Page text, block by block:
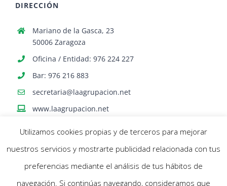
DIRECCIÓN
Mariano de la Gasca, 23
50006 Zaragoza
Oficina / Entidad: 976 224 227
Bar: 976 216 883
secretaria@laagrupacion.net
www.laagrupacion.net
Utilizamos cookies propias y de terceros para mejorar
nuestros servicios y mostrarte publicidad relacionada con tus
preferencias mediante el análisis de tus hábitos de
navegación. Si continúas navegando, consideramos que